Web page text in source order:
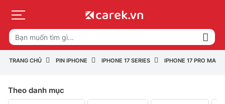
TRANG CHỦ PIN IPHONE IPHONE 17 SERIES IPHONE 17 PRO MAX
Theo danh mục